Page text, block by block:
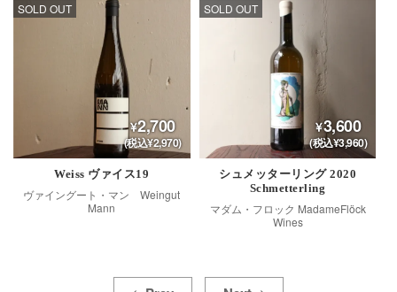
2,700
(税込¥2,970)
SOLD OUT
Weiss ヴァイス19
ヴァイングート・マン Weingut
Mann
3,600
(税込¥3,960)
SOLD OUT
シュメッターリング 2020
Schmetterling
マダム・フロック MadameFlöck
Wines